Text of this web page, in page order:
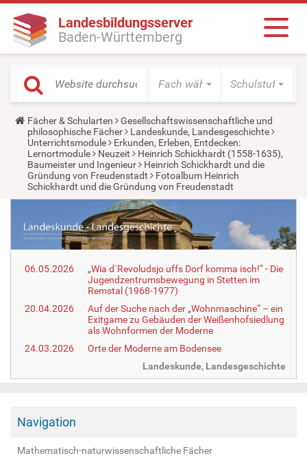
Landesbildungsserver
Baden-Württemberg
Fach wählen Schulstufe
Y
o
u
a
r
e
h
e
:
Fächer & Schularten
Gesellschaftswissenschaftliche und
philosophische Fächer
Landeskunde, Landesgeschichte
Unterrichtsmodule
Erkunden, Erleben, Entdecken:
Lernortmodule
Neuzeit
Heinrich Schickhardt (1558-1635),
Baumeister und Ingenieur
Heinrich Schickhardt und die
Gründung von Freudenstadt
Fotoalbum Heinrich
Schickhardt und die Gründung von Freudenstadt
06.05.2026
„Wia d´Revoludsjo uffs Dorf komma isch!“ - Die
Jugendzentrumsbewegung in Stetten im
Remstal (1968-1977)
20.04.2026
Auf der Suche nach der „Wohnmaschine“ – ein
Exitgame zu Gebäuden der Weißenhofsiedlung
als Wohnformen der Moderne
24.03.2026
Orte der Moderne am Bodensee
Landeskunde, Landesgeschichte
Navigation
Mathematisch-naturwissenschaftliche Fächer